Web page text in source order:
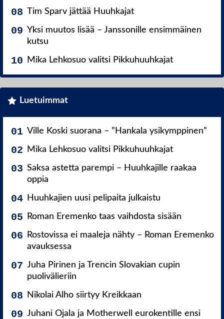
Tim Sparv jättää Huuhkajat
Yksi muutos lisää – Janssonille ensimmäinen
kutsu
Mika Lehkosuo valitsi Pikkuhuuhkajat
Luetuimmat
Ville Koski suorana – ”Hankala ysikymppinen”
Mika Lehkosuo valitsi Pikkuhuuhkajat
Saksa astetta parempi – Huuhkajille raakaa
oppia
Huuhkajien uusi pelipaita julkaistu
Roman Eremenko taas vaihdosta sisään
Rostovissa ei maaleja nähty – Roman Eremenko
avauksessa
Juha Pirinen ja Trencin Slovakian cupin
puolivälieriin
Nikolai Alho siirtyy Kreikkaan
Juhani Ojala ja Motherwell eurokentille ensi